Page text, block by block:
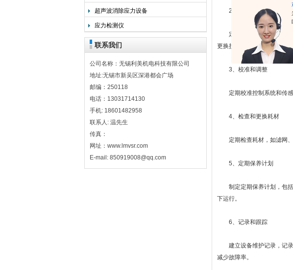
超声波消除应力设备
应力检测仪
联系我们
公司名称：无锡利美机电科技有限公司
地址:无锡市新吴区深港都会广场
邮编：250118
电话：13031714130
手机: 18601482958
联系人: 温先生
传真：
网址：www.lmvsr.com
E-mail: 850919008@qq.com
2、检查电气系统
定期检查电气系统的连接
更换损坏的部件。
3、校准和调整
定期校准控制系统和传感
4、检查和更换耗材
定期检查耗材，如滤网、
5、定期保养计划
制定定期保养计划，包括
下运行。
6、记录和跟踪
建立设备维护记录，记录
减少故障率。